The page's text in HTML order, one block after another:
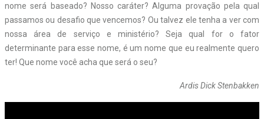
nome será baseado? Nosso caráter? Alguma provação pela qual
passamos ou desafio que vencemos? Ou talvez ele tenha a ver com
nossa área de serviço e ministério? Seja qual for o fator
determinante para esse nome, é um nome que eu realmente quero
ter! Que nome você acha que será o seu?
Ardis Dick Stenbakken